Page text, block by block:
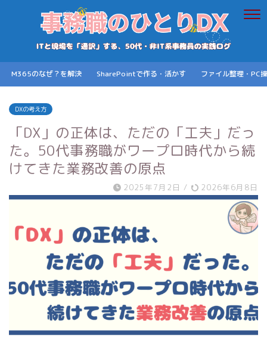
M365のなぜ？を解決 SharePointで作る・活かす ファイル整理・PC
DXの考え方
「DX」の正体は、ただの「工夫」だっ
た。50代事務職がワープロ時代から続
けてきた業務改善の原点
2025年7月2日 / 2026年6月8日